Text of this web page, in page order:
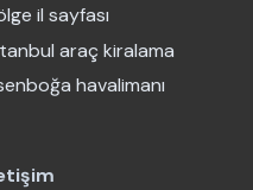
il sayfası
araç kiralama
havalimanı